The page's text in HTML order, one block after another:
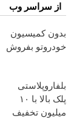
از سراسر وب
بدون کمیسیون
خودروتو بفروش
بلفاروپلاستی
پلک بالا با ۱۰
میلیون تخفیف